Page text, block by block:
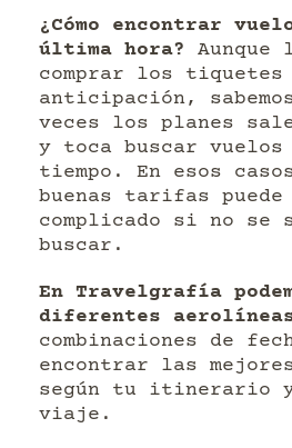
¿Cómo encontrar
última hora?
comprar los tiquetes
anticipación,
veces los planes
y toca buscar vuelos
tiempo. En esos
buenas tarifas puede
complicado si no se
buscar.
En Travelgrafía
diferentes
combinaciones de
encontrar las
según tu itinerario
viaje.